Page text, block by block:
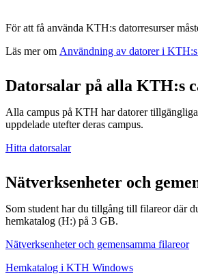
För att få använda KTH:s datorresurser
Läs mer om Användning av datorer i KTH:s
Datorsalar på alla KTH:s
Alla campus på KTH har datorer
uppdelade utefter deras campus.
Hitta datorsalar
Nätverksenheter och
Som student har du tillgång till filareor där
hemkatalog (H:) på 3 GB.
Nätverksenheter och gemensamma filareor
Hemkatalog i KTH Windows